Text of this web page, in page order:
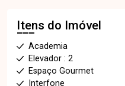
Itens do Imóvel
Academia
Elevador : 2
Espaço Gourmet
Interfone